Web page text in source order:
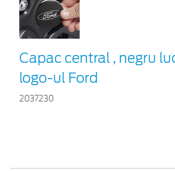
Capac central , negru
logo-ul Ford
2037230